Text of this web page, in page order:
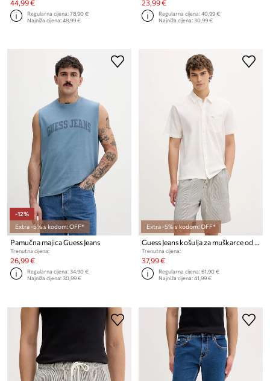
44,99 €
Regularna cijena:78,90 €
Najniža cijena:48,99 €
23,99 €
Regularna cijena:40,99 €
Najniža cijena:30,99 €
-12%
Extra -5% s kodom: OFF*
Pamučna majica Guess Jeans
Trenutna cijena:
26,99 €
Regularna cijena:34,90 €
Najniža cijena:30,99 €
Extra -5% s kodom: OFF*
Guess Jeans košulja za muškarce od pamuka
Trenutna cijena:
37,99 €
Regularna cijena:61,90 €
Najniža cijena:41,99 €